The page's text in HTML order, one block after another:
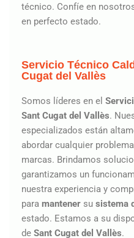
técnico. Confíe en
en perfecto estado.
Servicio Técnico
Cugat del Vallès
Somos líderes en el
Sant Cugat del Vallès.
especializados están
abordar cualquier
marcas. Brindamos
garantizamos un
nuestra experiencia y
para mantener su sistema
estado. Estamos a su
de Sant Cugat del Vallès.